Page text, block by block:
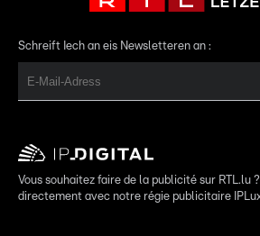
Schreift Iech an eis Newsletteren an :
Vous souhaitez faire de la publicité sur RTL.lu
directement avec notre régie publicitaire